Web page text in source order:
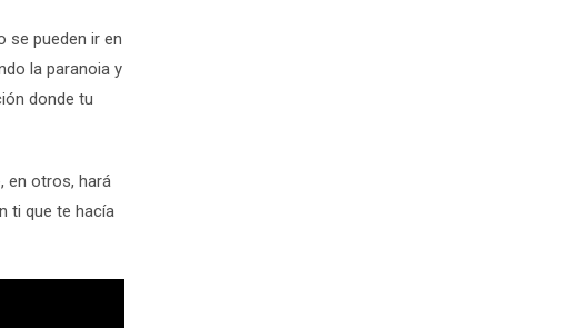
se pueden ir en
la paranoia y
donde tu
en otros, hará
ti que te hacía